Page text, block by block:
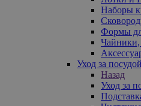
Наборы
Формы
Уход за посудой
Назад
Уход за